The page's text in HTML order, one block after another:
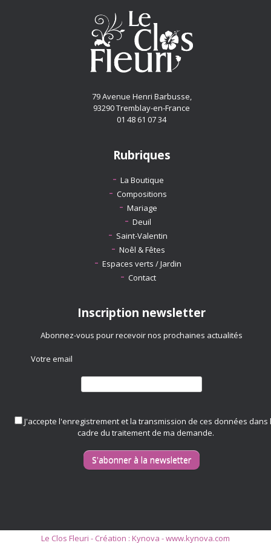
79 Avenue Henri Barbusse,
93290 Tremblay-en-France
01 48 61 07 34
Rubriques
La Boutique
Compositions
Mariage
Deuil
Saint-Valentin
Noêl & Fêtes
Espaces verts / Jardin
Contact
Inscription newsletter
Abonnez-vous pour recevoir nos prochaines actualités
Votre email
J'accepte l'enregistrement et la transmission de ces données dans
cadre du traitement de ma demande.
Le Clos Fleuri - Création : Kynova - www.kynova.com